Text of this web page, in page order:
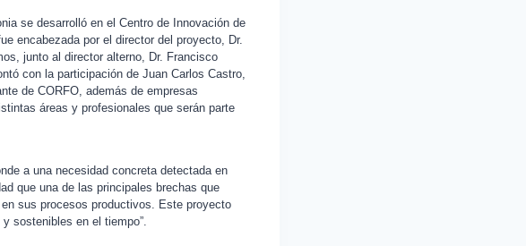
se desarrolló en el Centro de Innovación de
encabezada por el director del proyecto, Dr.
junto al director alterno, Dr. Francisco
con la participación de Juan Carlos Castro,
de CORFO, además de empresas
áreas y profesionales que serán parte
a una necesidad concreta detectada en
que una de las principales brechas que
sus procesos productivos. Este proyecto
sostenibles en el tiempo”.